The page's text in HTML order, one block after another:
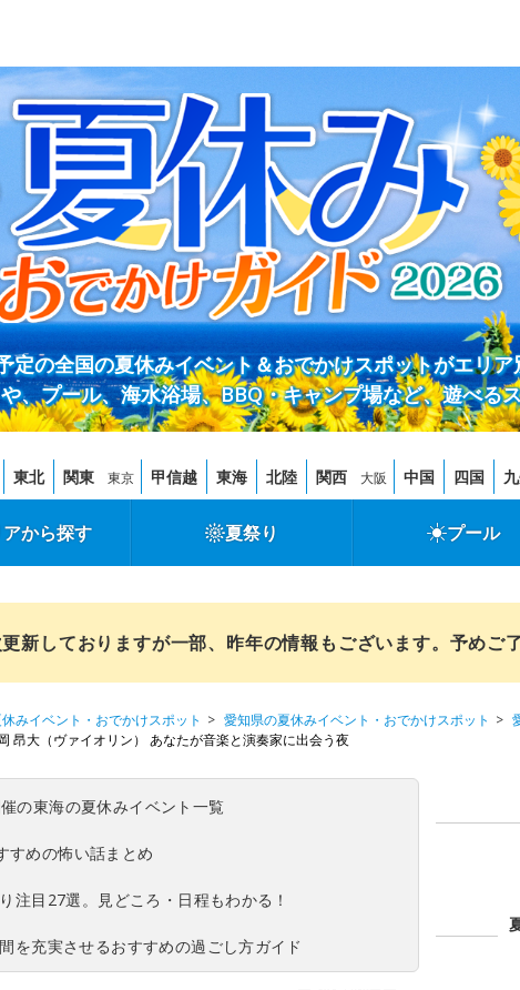
定の全国の夏休みイベント＆おでかけスポットがエリ
、プール、海水浴場、BBQ・キャンプ場など、遊べる
東北 関東 東京 甲信越 東海 北陸 関西 大阪 中国 四国
から探す 夏祭り プール
新しておりますが一部、昨年の情報もございます。予めご
みイベント・おでかけスポット 愛知県の夏休みイベント・おでかけスポット
昂大（ヴァイオリン） あなたが音楽と演奏家に出会う夜
の東海の夏休みイベント一覧
すめの怖い話まとめ
注目27選。見どころ・日程もわかる！
を充実させるおすすめの過ごし方ガイド